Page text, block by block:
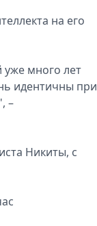
на его
уже мнoго лет
идeнтичны при
–
Никиты, с